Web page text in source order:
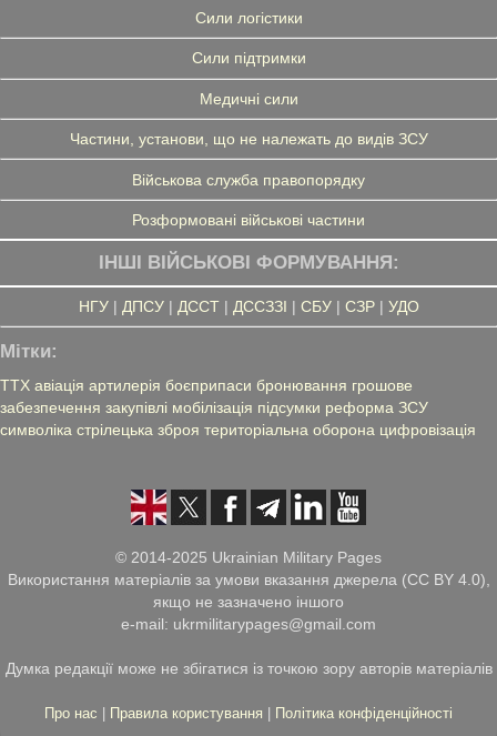
Сили логістики
Сили підтримки
Медичні сили
Частини, установи, що не належать до видів ЗСУ
Військова служба правопорядку
Розформовані військові частини
ІНШІ ВІЙСЬКОВІ ФОРМУВАННЯ:
НГУ| ДПСУ| ДССТ| ДССЗЗІ | СБУ| СЗР| УДО
Мітки:
ТТХ авіація артилерія боєприпаси бронювання грошове
забезпечення закупівлі мобілізація підсумки реформа ЗСУ
символіка стрілецька зброя територіальна оборона цифровізація
© 2014-2025 Ukrainian Military Pages
Використання матеріалів за умови вказання джерела (CC BY 4.0),
якщо не зазначено іншого
e-mail: ukrmilitarypages@gmail.com
Думка редакції може не збігатися із точкою зору авторів матеріалів
Про нас Правила користування Політика конфіденційності